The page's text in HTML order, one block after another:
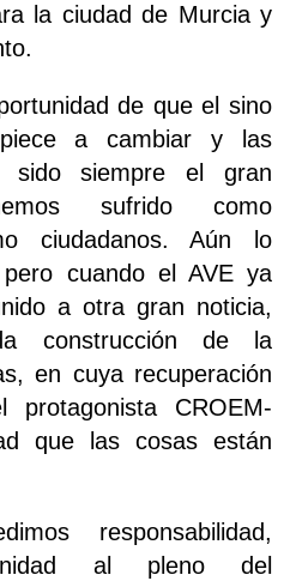
la ciudad de Murcia y
de que el sino
a cambiar y las
sido siempre el gran
sufrido como
ciudadanos. Aún lo
cuando el AVE ya
a otra gran noticia,
construcción de la
en cuya recuperación
CROEM-
que las cosas están
responsabilidad,
al pleno del